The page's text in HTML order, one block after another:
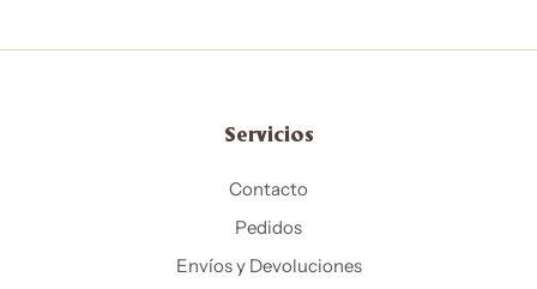
Servicios
Contacto
Pedidos
Envíos y Devoluciones